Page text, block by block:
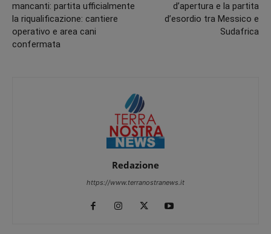
mancanti: partita ufficialmente
la riqualificazione: cantiere
operativo e area cani
confermata
d’apertura e la partita
d’esordio tra Messico e
Sudafrica
Redazione
https://www.terranostranews.it